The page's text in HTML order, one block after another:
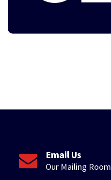
Email Us
Our Mailing Room